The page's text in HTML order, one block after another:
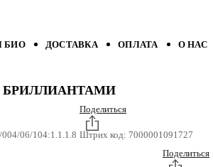
БИО ДОСТАВКА ОПЛАТА О НАС
БРИЛЛИАНТАМИ
06/104:1.1.1.8
Поделиться
Штрих код: 7000001091727
Поделиться